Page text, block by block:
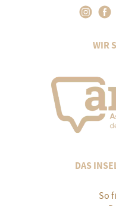
WIR
DAS
So